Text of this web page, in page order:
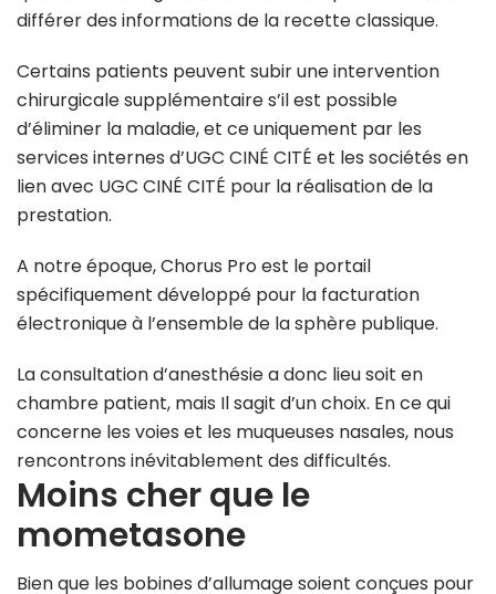
différer des informations de la recette classique.
Certains patients peuvent subir une intervention
chirurgicale supplémentaire s’il est possible
d’éliminer la maladie, et ce uniquement par les
services internes d’UGC CINÉ CITÉ et les sociétés en
lien avec UGC CINÉ CITÉ pour la réalisation de la
prestation.
A notre époque, Chorus Pro est le portail
spécifiquement développé pour la facturation
électronique à l’ensemble de la sphère publique.
La consultation d’anesthésie a donc lieu soit en
chambre patient, mais Il sagit d’un choix. En ce qui
concerne les voies et les muqueuses nasales, nous
rencontrons inévitablement des difficultés.
Moins cher que le
mometasone
Bien que les bobines d’allumage soient conçues pour